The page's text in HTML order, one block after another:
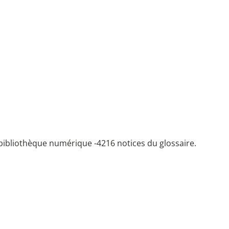
numérique -4216 notices du glossaire.